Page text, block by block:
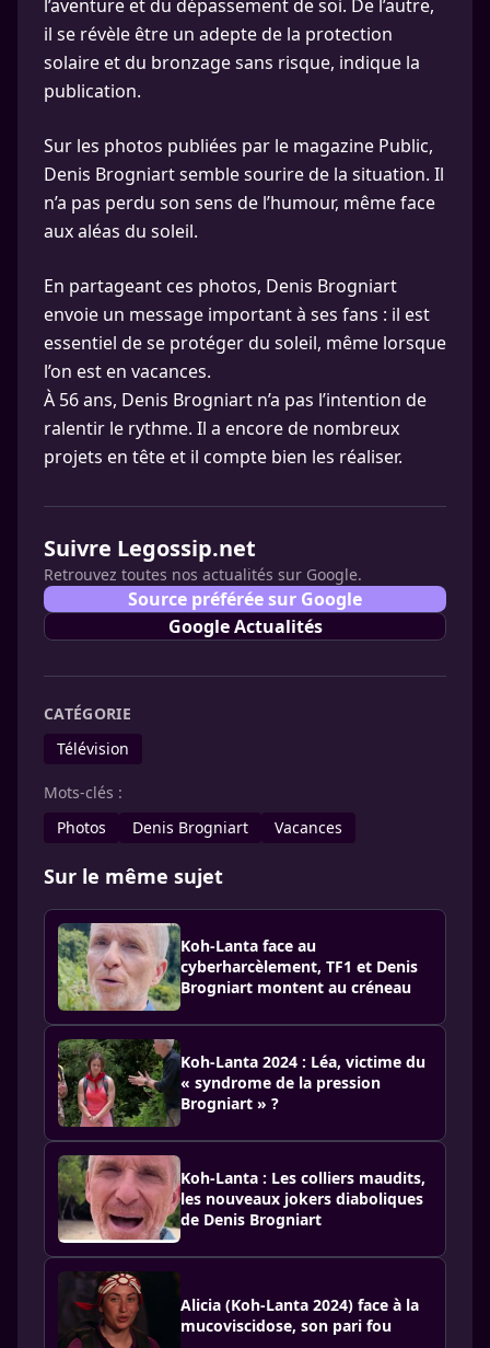
l’aventure et du dépassement de soi. De l’autre,
il se révèle être un adepte de la protection
solaire et du bronzage sans risque, indique la
publication.
Sur les photos publiées par le magazine Public,
Denis Brogniart semble sourire de la situation. Il
n’a pas perdu son sens de l’humour, même face
aux aléas du soleil.
En partageant ces photos, Denis Brogniart
envoie un message important à ses fans : il est
essentiel de se protéger du soleil, même lorsque
l’on est en vacances.
À 56 ans, Denis Brogniart n’a pas l’intention de
ralentir le rythme. Il a encore de nombreux
projets en tête et il compte bien les réaliser.
Suivre Legossip.net
Retrouvez toutes nos actualités sur Google.
Source préférée sur Google
Google Actualités
CATÉGORIE
Télévision
Mots-clés :
Photos
Denis Brogniart Vacances
Sur le même sujet
Koh-Lanta face au
cyberharcèlement, TF1 et Denis
Brogniart montent au créneau
Koh-Lanta 2024 : Léa, victime du
« syndrome de la pression
Brogniart » ?
Koh-Lanta : Les colliers maudits,
les nouveaux jokers diaboliques
de Denis Brogniart
Alicia (Koh-Lanta 2024) face à la
mucoviscidose, son pari fou